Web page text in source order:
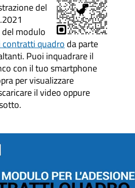
del
modulo
contratti quadro da parte
Puoi inquadrare il
con il tuo smartphone
per visualizzare
il video oppure